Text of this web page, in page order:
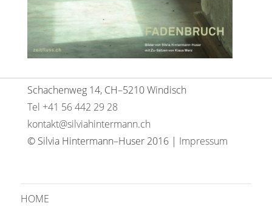
Schachenweg 14, CH–5210 Windisch
Tel +41 56 442 29 28
kontakt@silviahintermann.ch
© Silvia Hintermann–Huser 2016 | Impressum
HOME